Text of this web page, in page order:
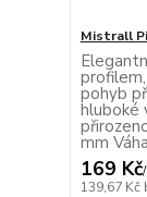
Mistrall
pohyb
hluboké
mm
169 Kč/
139,67 Kč